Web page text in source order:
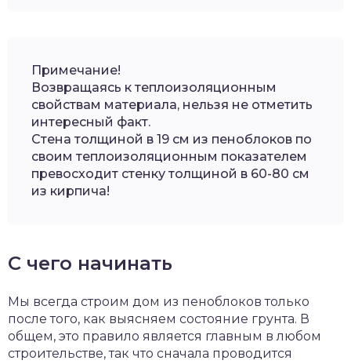
Примечание!
Возвращаясь к теплоизоляционным
свойствам материала, нельзя не отметить
интересный факт.
Стена толщиной в 19 см из пеноблоков по
своим теплоизоляционным показателем
превосходит стенку толщиной в 60-80 см
из кирпича!
С чего начинать
Мы всегда строим дом из пеноблоков только
после того, как выясняем состояние грунта. В
общем, это правило является главным в любом
строительстве, так что сначала проводится